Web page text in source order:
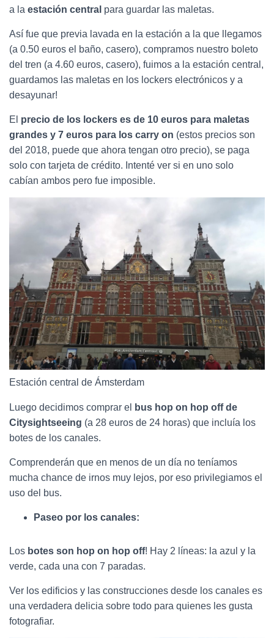
a la estación central para guardar las maletas.
Así fue que previa lavada en la estación a la que llegamos
(a 0.50 euros el baño, casero), compramos nuestro boleto
del tren (a 4.60 euros, casero), fuimos a la estación central,
guardamos las maletas en los lockers electrónicos y a
desayunar!
El precio de los lockers es de 10 euros para maletas
grandes y 7 euros para los carry on (estos precios son
del 2018, puede que ahora tengan otro precio), se paga
solo con tarjeta de crédito. Intenté ver si en uno solo
cabían ambos pero fue imposible.
Estación central de Ámsterdam
Luego decidimos comprar el
bus hop on hop off de
Citysightseeing (a 28 euros de 24 horas) que incluía los
botes de los canales.
Comprenderán que en menos de un día no teníamos
mucha chance de irnos muy lejos, por eso privilegiamos el
uso del bus.
Paseo por los canales:
Los botes son hop on hop off! Hay 2 líneas: la azul y la
verde, cada una con 7 paradas.
Ver los edificios y las construcciones desde los canales es
una verdadera delicia sobre todo para quienes les gusta
fotografiar.